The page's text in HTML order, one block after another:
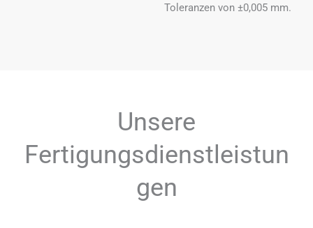
Toleranzen von ±0,005 mm.
Unsere
Fertigungsdienstleistun
gen